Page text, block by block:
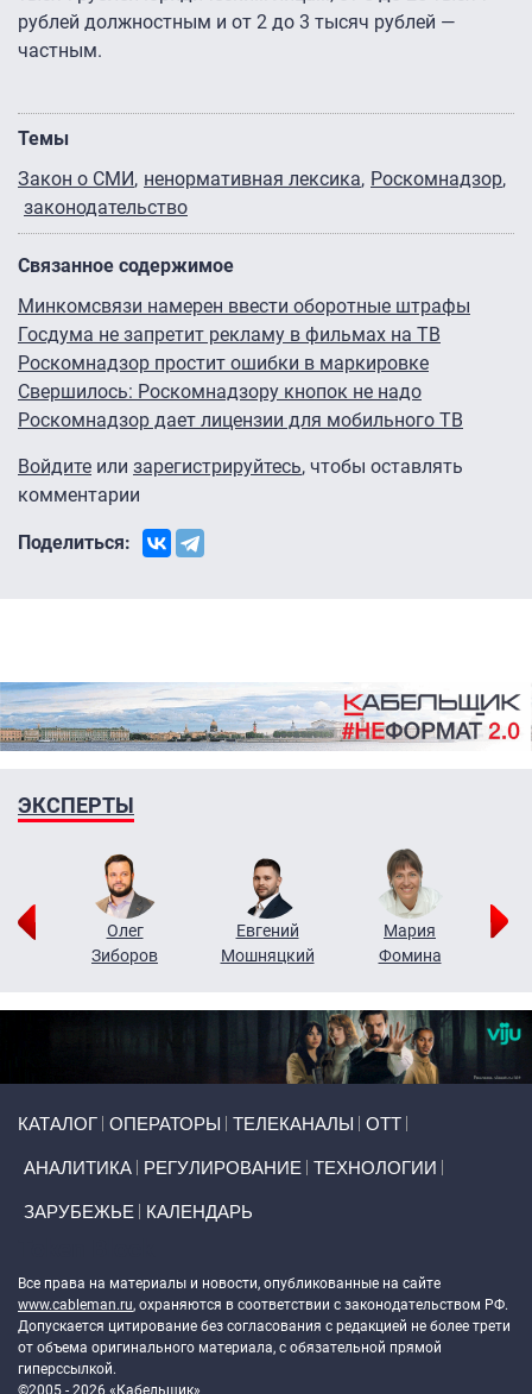
рублей должностным и от 2 до 3 тысяч рублей —
частным.
Темы
Закон о СМИ ненормативная лексика Роскомнадзор
законодательство
Связанное содержимое
Минкомсвязи намерен ввести оборотные штрафы
Госдума не запретит рекламу в фильмах на ТВ
Роскомнадзор простит ошибки в маркировке
Свершилось: Роскомнадзору кнопок не надо
Роскомнадзор дает лицензии для мобильного ТВ
Войдите или зарегистрируйтесь, чтобы оставлять
комментарии
Поделиться:
ЭКСПЕРТЫ
Олег
Зиборов
Евгений
Мошняцкий
Мария
Фомина
КАТАЛОГ ОПЕРАТОРЫ ТЕЛЕКАНАЛЫ ОТТ
АНАЛИТИКА РЕГУЛИРОВАНИЕ ТЕХНОЛОГИИ
ЗАРУБЕЖЬЕ КАЛЕНДАРЬ
Все права на материалы и новости, опубликованные на сайте
www.cableman.ru, охраняются в соответствии с законодательством РФ.
Допускается цитирование без согласования с редакцией не более трети
от объема оригинального материала, с обязательной прямой
гиперссылкой.
©2005 - 2026 «Кабельщик»